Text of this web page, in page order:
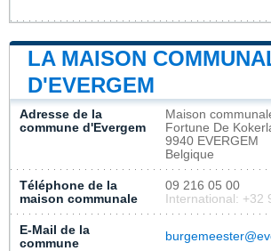
LA MAISON
D'EVERGEM
Adresse de la
commune d'Evergem
Maison
Fortune De
9940 EVERGEM
Belgique
Téléphone de la
maison communale
09 216 05 00
International: +32
E-Mail de la
commune